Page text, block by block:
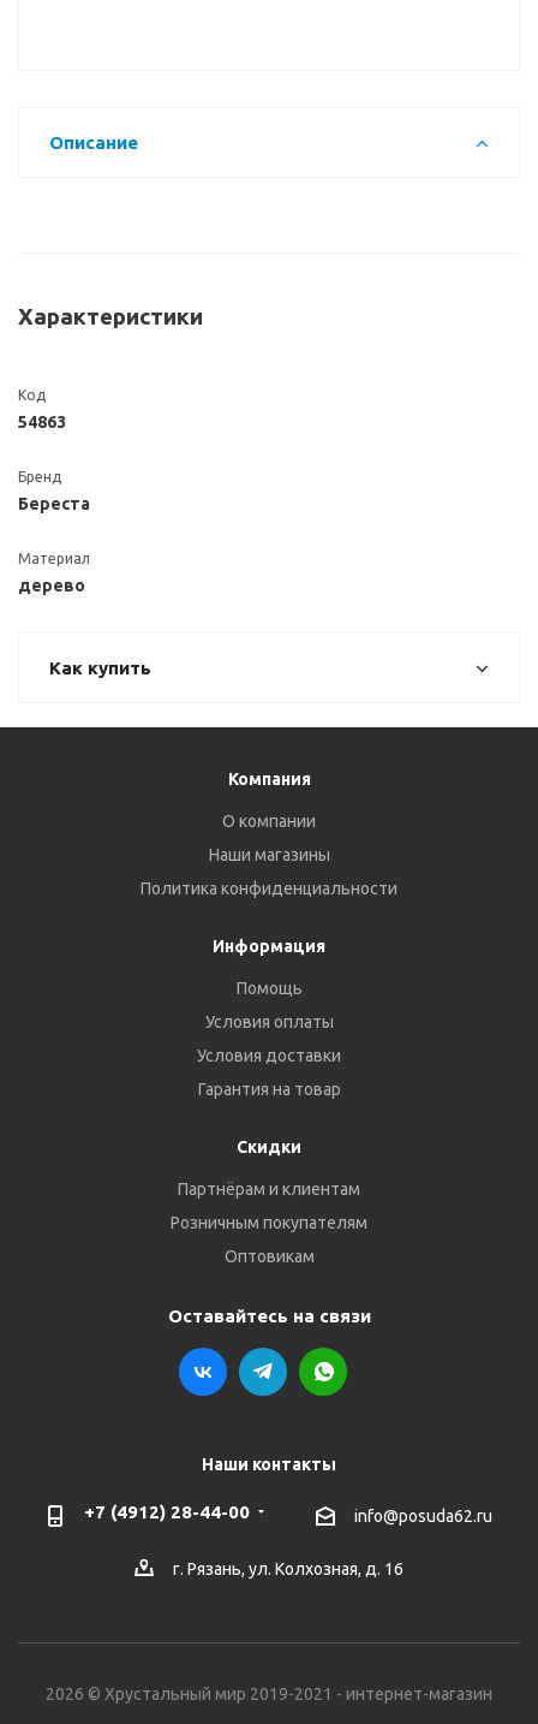
Описание
Характеристики
Код
54863
Бренд
Береста
Материал
дерево
Как купить
Компания
О компании
Наши магазины
Политика конфиденциальности
Информация
Помощь
Условия оплаты
Условия доставки
Гарантия на товар
Скидки
Партнёрам и клиентам
Розничным покупателям
Оптовикам
Оставайтесь на связи
Наши контакты
+7 (4912) 28-44-00 info@posuda62.ru
г. Рязань, ул. Колхозная, д. 16
2026 © Хрустальный мир 2019-2021 - интернет-магазин